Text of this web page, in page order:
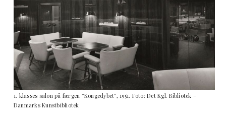
1. klasses salon på færgen ”Kongedybet”, 1951. Foto: Det Kgl. Bibliotek –
Danmarks Kunstbibliotek